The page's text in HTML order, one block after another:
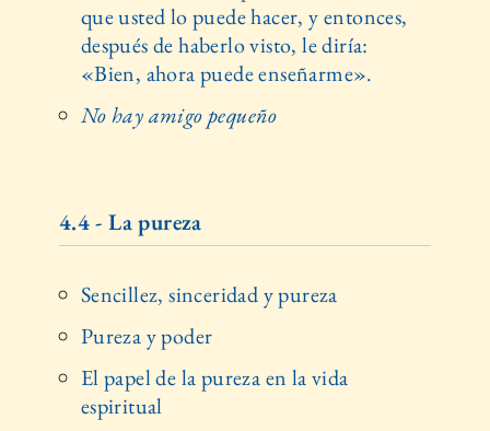
que usted lo puede hacer, y entonces,
después de haberlo visto, le diría:
«Bien, ahora puede enseñarme».
No hay amigo pequeño
4.4 - La pureza
Sencillez, sinceridad y pureza
Pureza y poder
El papel de la pureza en la vida
espiritual